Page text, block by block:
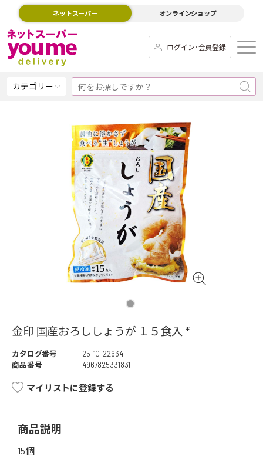
ネットスーパー オンラインショップ
ログイン･会員登録
カテゴリー
金印 国産おろししょうが １５食入 *
カタログ番号
25-10-22634
商品番号
4967825331831
マイリストに登録する
商品説明
15個